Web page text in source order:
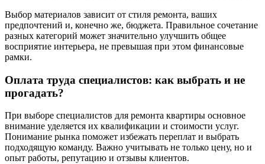
Выбор материалов зависит от стиля ремонта, ваших
предпочтений и, конечно же, бюджета. Правильное сочетание
разных категорий может значительно улучшить общее
восприятие интерьера, не превышая при этом финансовые
рамки.
Оплата труда специалистов: как выбрать и не
прогадать?
При выборе специалистов для ремонта квартиры основное
внимание уделяется их квалификации и стоимости услуг.
Понимание рынка поможет избежать переплат и выбрать
подходящую команду. Важно учитывать не только цену, но и
опыт работы, репутацию и отзывы клиентов.